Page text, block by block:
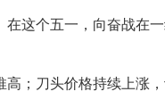
个五一，向奋战在一
刀头价格持续上涨，